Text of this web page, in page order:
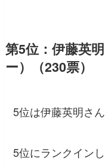
第5位：伊藤英
ー）（230票）
5位は伊藤英明さ
5位にランクイン